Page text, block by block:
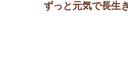
ずっと元気で長生